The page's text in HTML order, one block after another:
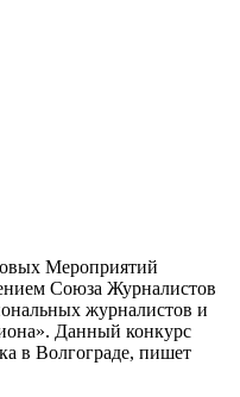
Мероприятий
Союза Журналистов
журналистов и
Данный конкурс
в Волгограде, пишет